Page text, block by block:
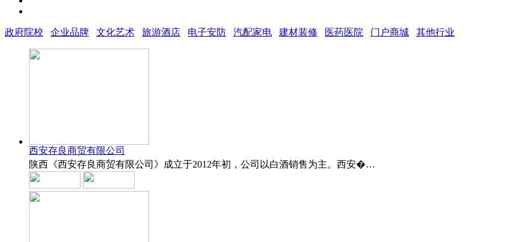
政府院校 企业品牌 文化艺术 旅游酒店 电子安防 汽配家电 建材装修 医药医院 门户商城 其他行业
西安存良商贸有限公司
陕西《西安存良商贸有限公司》成立于2012年初，公司以白酒销售为主。西安�…